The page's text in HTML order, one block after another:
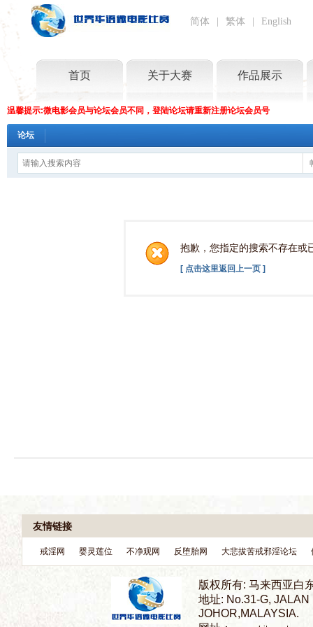
简体 繁体 English
首页 关于大赛 作品展示
温馨提示:微电影会员与论坛会员不同，登陆论坛请重新注册论坛会员号
论坛
抱歉，您指定的搜索不存在或
[ 点击这里返回上一页 ]